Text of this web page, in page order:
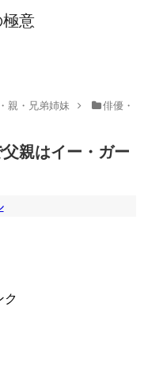
意
親・兄弟姉妹
俳優・
親はイー・ガー
ク